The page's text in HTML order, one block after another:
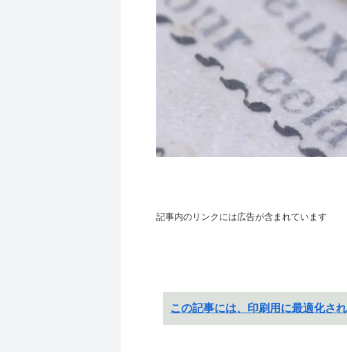
記事内のリンクには広告が含まれています
この記事には、印刷用に最適化さ